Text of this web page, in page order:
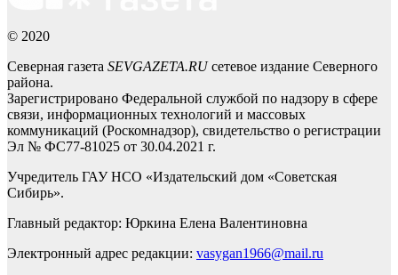
© 2020
Северная газета SEVGAZETA.RUсетевое издание Северного
района.
Зарегистрировано Федеральной службой по надзору в сфере
связи, информационных технологий и массовых
коммуникаций (Роскомнадзор), свидетельство о регистрации
Эл № ФС77-81025 от 30.04.2021 г.
Учредитель ГАУ НСО «Издательский дом «Советская
Сибирь».
Главный редактор: Юркина Елена Валентиновна
Электронный адрес редакции: vasygan1966@mail.ru